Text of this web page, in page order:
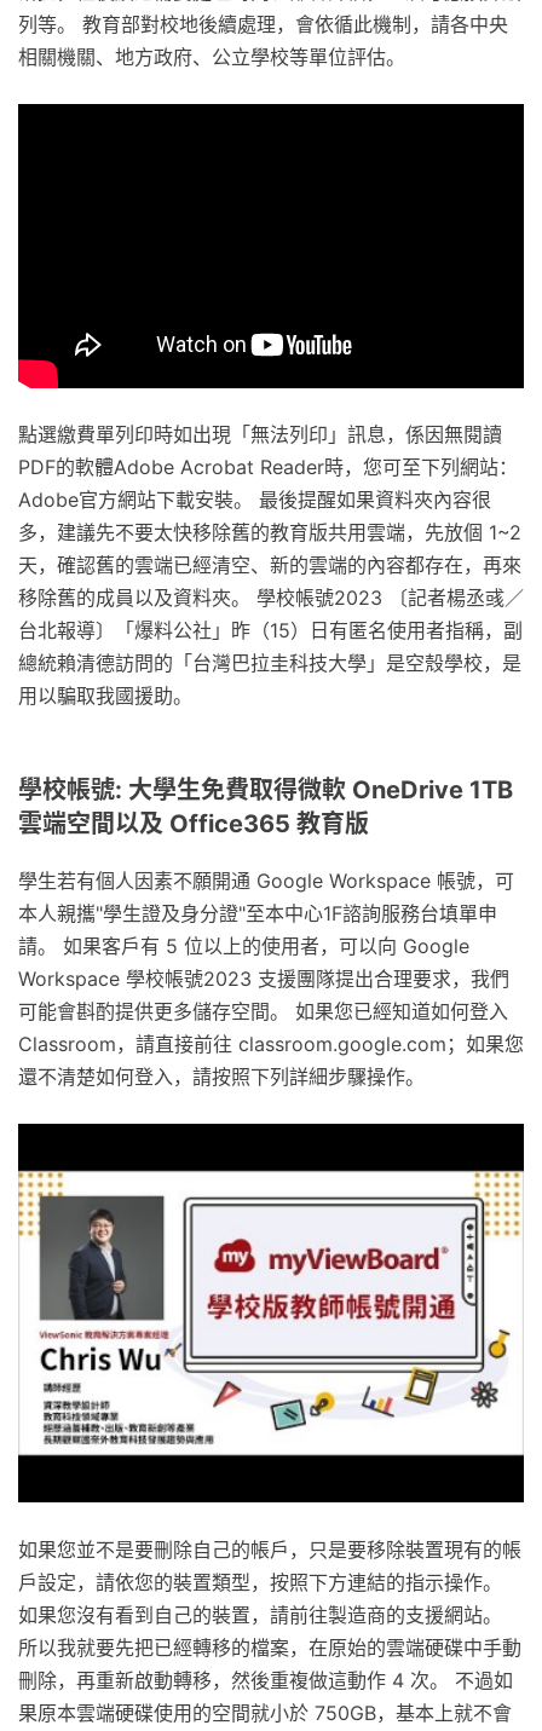
列等。 教育部對校地後續處理，會依循此機制，請各中央
相關機關、地方政府、公立學校等單位評估。
點選繳費單列印時如出現「無法列印」訊息，係因無閱讀
PDF的軟體Adobe Acrobat Reader時，您可至下列網站：
Adobe官方網站下載安裝。 最後提醒如果資料夾內容很
多，建議先不要太快移除舊的教育版共用雲端，先放個 1~2
天，確認舊的雲端已經清空、新的雲端的內容都存在，再來
移除舊的成員以及資料夾。 學校帳號2023 〔記者楊丞彧／
台北報導〕「爆料公社」昨（15）日有匿名使用者指稱，副
總統賴清德訪問的「台灣巴拉圭科技大學」是空殼學校，是
用以騙取我國援助。
學校帳號: 大學生免費取得微軟 OneDrive 1TB
雲端空間以及 Office365 教育版
學生若有個人因素不願開通 Google Workspace 帳號，可
本人親攜"學生證及身分證"至本中心1F諮詢服務台填單申
請。 如果客戶有 5 位以上的使用者，可以向 Google
Workspace 學校帳號2023 支援團隊提出合理要求，我們
可能會斟酌提供更多儲存空間。 如果您已經知道如何登入
Classroom，請直接前往 classroom.google.com；如果您
還不清楚如何登入，請按照下列詳細步驟操作。
如果您並不是要刪除自己的帳戶，只是要移除裝置現有的帳
戶設定，請依您的裝置類型，按照下方連結的指示操作。
如果您沒有看到自己的裝置，請前往製造商的支援網站。
所以我就要先把已經轉移的檔案，在原始的雲端硬碟中手動
刪除，再重新啟動轉移，然後重複做這動作 4 次。 不過如
果原本雲端硬碟使用的空間就小於 750GB，基本上就不會